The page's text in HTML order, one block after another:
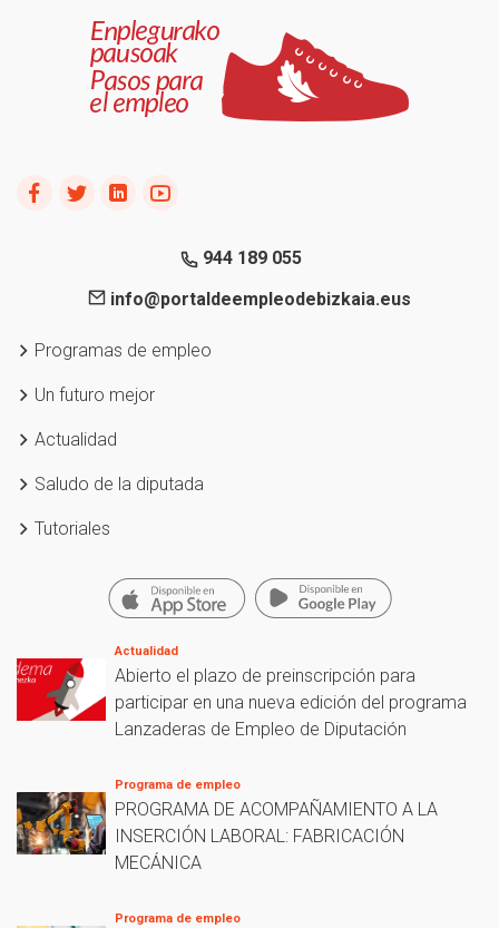
944 189 055
info@portaldeempleodebizkaia.eus
Programas de empleo
Un futuro mejor
Actualidad
Saludo de la diputada
Tutoriales
Actualidad
Abierto el plazo de preinscripción para
participar en una nueva edición del programa
Lanzaderas de Empleo de Diputación
Programa de empleo
PROGRAMA DE ACOMPAÑAMIENTO A LA
INSERCIÓN LABORAL: FABRICACIÓN
MECÁNICA
Programa de empleo